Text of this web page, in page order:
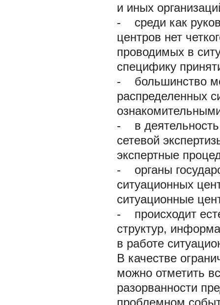
и иных
-
среди как
центров нет
проводимых в
специфику
-
большинство
распределенных
-
в
сетевой
экспертные
-
органы
ситуационных
ситуационные
-
происходит
структур,
в работе
В качестве
можно отметить
разорванности
проблемном